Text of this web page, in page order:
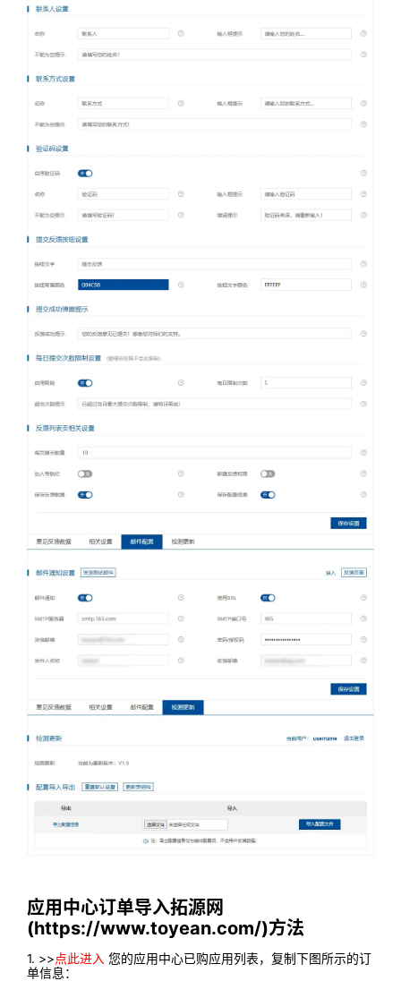
应用中心订单导入拓源网
(https://www.toyean.com/)方法
1. >>点此进入 您的应用中心已购应用列表，复制下图所示的订
单信息：